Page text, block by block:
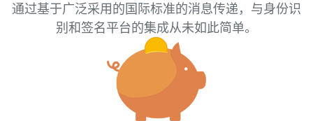
通过基于广泛采用的国际标准的消息传递，与身份识
别和签名平台的集成从未如此简单。